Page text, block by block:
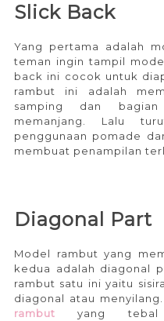
Slick Back
Yang pertama adalah
teman ingin tampil
back ini cocok untuk
rambut ini adalah
samping dan
memanjang. Lalu
penggunaan pomade
membuat penampilan
Diagonal Part
Model rambut yang
kedua adalah diagonal
rambut satu ini yaitu
diagonal atau
rambut yang tebal